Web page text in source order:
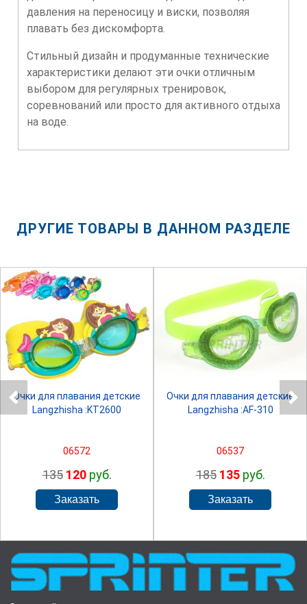
давления на переносицу и виски, позволяя
плавать без дискомфорта.
Стильный дизайн и продуманные технические
характеристики делают эти очки отличным
выбором для регулярных тренировок,
соревнований или просто для активного отдыха
на воде.
ДРУГИЕ ТОВАРЫ В ДАННОМ РАЗДЕЛЕ
SPRINTER
Очки для плавания детские
Langzhisha :KT2600
06572
135 120руб.
SPRINTER
Очки для плавания детские
Langzhisha :AF-310
06537
185 135руб.